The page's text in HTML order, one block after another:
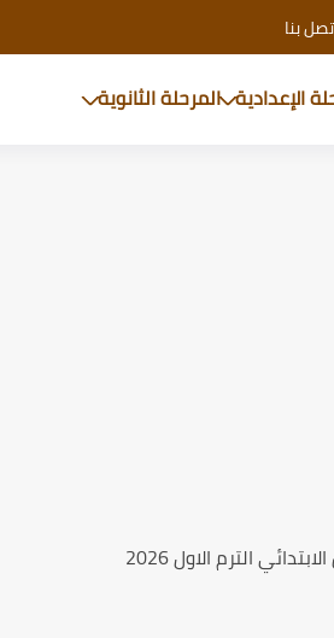
بنا
الإعدادية المرحلة الثانوية
الترم الاول 2026